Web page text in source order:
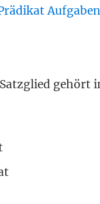
gehört